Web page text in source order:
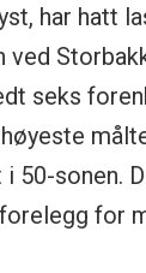
har hatt
ved
seks
50-sonen.
for